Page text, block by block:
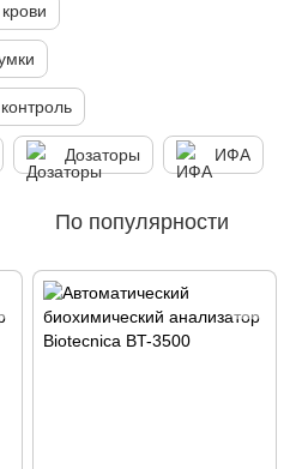
Дозаторы ИФА
По популярности